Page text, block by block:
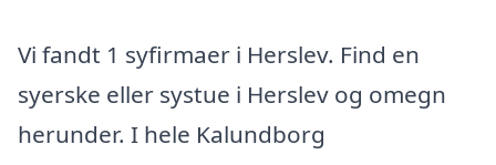
Vi fandt 1 syfirmaer i Herslev. Find en
syerske eller systue i Herslev og omegn
herunder. I hele Kalundborg